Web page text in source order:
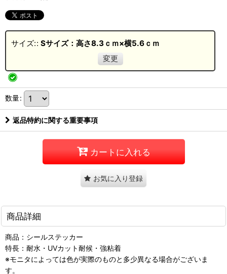
サイズ:: Sサイズ：高さ8.3ｃｍ×横5.6ｃｍ
変更
数量:
返品特約に関する重要事項
カートに入れる
お気に入り登録
商品詳細
商品：シールステッカー
特長：耐水・UVカット耐候・強粘着
※モニタによっては色が実際のものと多少異なる場合がございま
す。